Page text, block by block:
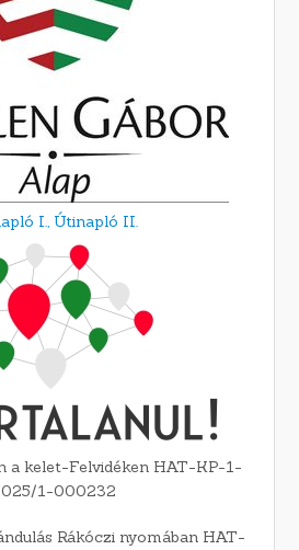
I., Útinapló II.
a kelet-Felvidéken HAT-KP-1-
1-000232
Rákóczi nyomában HAT-